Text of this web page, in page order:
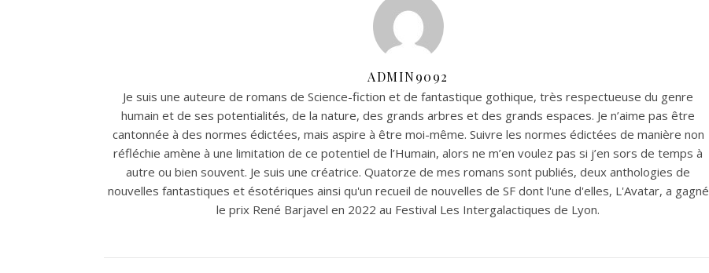
ADMIN9092
Je suis une auteure de romans de Science-fiction et de fantastique gothique, très respectueuse du genre
humain et de ses potentialités, de la nature, des grands arbres et des grands espaces. Je n’aime pas être
cantonnée à des normes édictées, mais aspire à être moi-même. Suivre les normes édictées de manière non
réfléchie amène à une limitation de ce potentiel de l’Humain, alors ne m’en voulez pas si j’en sors de temps à
autre ou bien souvent. Je suis une créatrice. Quatorze de mes romans sont publiés, deux anthologies de
nouvelles fantastiques et ésotériques ainsi qu'un recueil de nouvelles de SF dont l'une d'elles, L'Avatar, a gagné
le prix René Barjavel en 2022 au Festival Les Intergalactiques de Lyon.